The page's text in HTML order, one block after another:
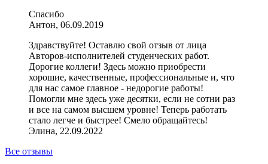
Спасибо
Антон, 06.09.2019
Здравствуйте! Оставлю свой отзыв от лица
Авторов-исполнителей студенческих работ.
Дорогие коллеги! Здесь можно приобрести
хорошие, качественные, профессиональные и, что
для нас самое главное - недорогие работы!
Помогли мне здесь уже десятки, если не сотни раз
и все на самом высшем уровне! Теперь работать
стало легче и быстрее! Смело обращайтесь!
Элина, 22.09.2022
Все отзывы